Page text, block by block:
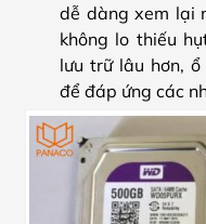
dễ dàng xem lại
không lo thiếu
lưu trữ lâu hơn,
để đáp ứng các